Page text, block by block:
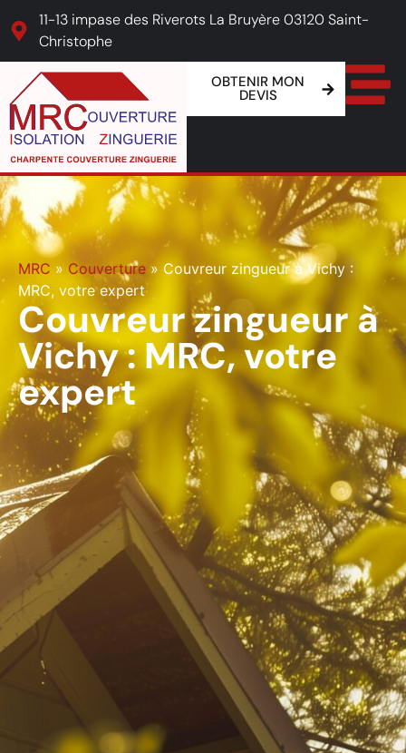
11-13 impase des Riverots La Bruyère 03120 Saint-
Christophe
OBTENIR MON
DEVIS
MRC » Couverture » Couvreur zingueur à Vichy :
MRC, votre expert
Couvreur zingueur à
Vichy : MRC, votre
expert